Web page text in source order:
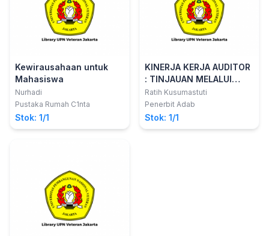
Kewirausahaan untuk
Mahasiswa
Nurhadi
Pustaka Rumah C1nta
Stok: 1/1
KINERJA KERJA AUDITOR
: TINJAUAN MELALUI
KEPUASAN KERJA DAN
KOMITMEN PROFESIONAL
Ratih Kusumastuti
Penerbit Adab
Stok: 1/1